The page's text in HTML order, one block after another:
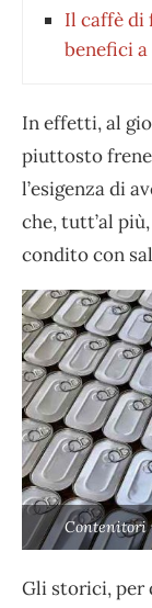
Il caffè di
benefici
In effetti, al
piuttosto
l’esigenza di
che, tutt’al
condito con
Contenitori
Gli storici, per